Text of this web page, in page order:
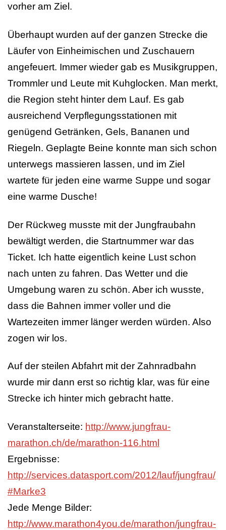
vorher am Ziel.
Überhaupt wurden auf der ganzen Strecke die
Läufer von Einheimischen und Zuschauern
angefeuert. Immer wieder gab es Musikgruppen,
Trommler und Leute mit Kuhglocken. Man merkt,
die Region steht hinter dem Lauf. Es gab
ausreichend Verpflegungsstationen mit
genügend Getränken, Gels, Bananen und
Riegeln. Geplagte Beine konnte man sich schon
unterwegs massieren lassen, und im Ziel
wartete für jeden eine warme Suppe und sogar
eine warme Dusche!
Der Rückweg musste mit der Jungfraubahn
bewältigt werden, die Startnummer war das
Ticket. Ich hatte eigentlich keine Lust schon
nach unten zu fahren. Das Wetter und die
Umgebung waren zu schön. Aber ich wusste,
dass die Bahnen immer voller und die
Wartezeiten immer länger werden würden. Also
zogen wir los.
Auf der steilen Abfahrt mit der Zahnradbahn
wurde mir dann erst so richtig klar, was für eine
Strecke ich hinter mich gebracht hatte.
Veranstalterseite: http://www.jungfrau-
marathon.ch/de/marathon-116.html
Ergebnisse:
http://services.datasport.com/2012/lauf/jungfrau/
#Marke3
Jede Menge Bilder:
http://www.marathon4you.de/marathon/jungfrau-